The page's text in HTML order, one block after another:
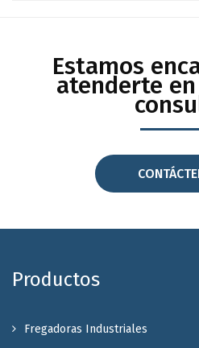
Estamos
atenderte
Productos
Fregadoras Industriales